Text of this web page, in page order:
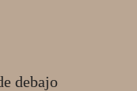
debajo